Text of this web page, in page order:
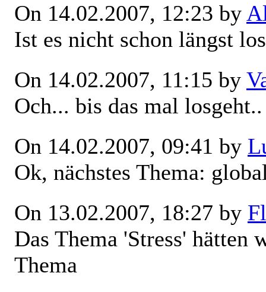
On 14.02.2007, 12:23 by
Ist es nicht schon längst
On 14.02.2007, 11:15 by
Och... bis das mal
On 14.02.2007, 09:41 by
Ok, nächstes Thema:
On 13.02.2007, 18:27 by
Das Thema 'Stress' hätten
Thema